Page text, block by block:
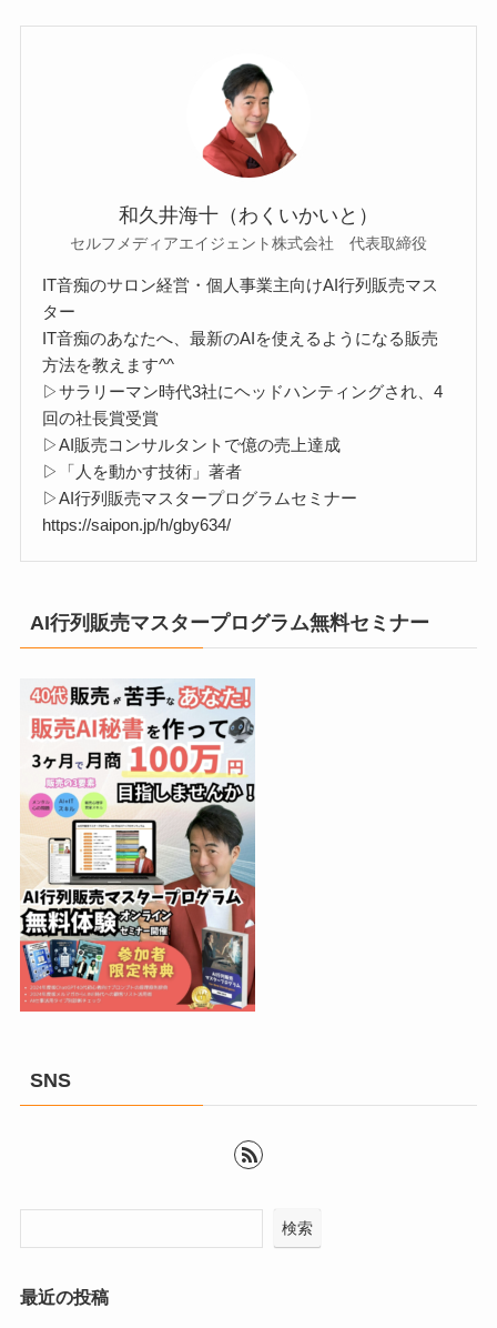
和久井海十（わくいかいと）
セルフメディアエイジェント株式会社 代表取締役
IT音痴のサロン経営・個人事業主向けAI行列販売マス
ター
IT音痴のあなたへ、最新のAIを使えるようになる販売
方法を教えます^^
▷サラリーマン時代3社にヘッドハンティングされ、4
回の社長賞受賞
▷AI販売コンサルタントで億の売上達成
▷「人を動かす技術」著者
▷AI行列販売マスタープログラムセミナー
https://saipon.jp/h/gby634/
AI行列販売マスタープログラム無料セミナー
SNS
検索
最近の投稿